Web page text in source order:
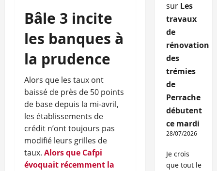
Bâle 3 incite
les banques à
la prudence
Alors que les taux ont
baissé de près de 50 points
de base depuis la mi-avril,
les établissements de
crédit n’ont toujours pas
modifié leurs grilles de
taux. Alors que Cafpi
évoquait récemment la
sur Les
travaux
de
rénovation
des
trémies
de
Perrache
débutent
ce mardi
28/07/2026
Je crois
que tout le